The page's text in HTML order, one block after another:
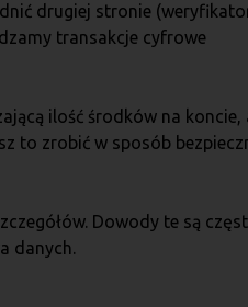
drugiej stronie
transakcje cyfrowe
ilość środków na koncie,
to zrobić w sposób
Dowody te są
danych.